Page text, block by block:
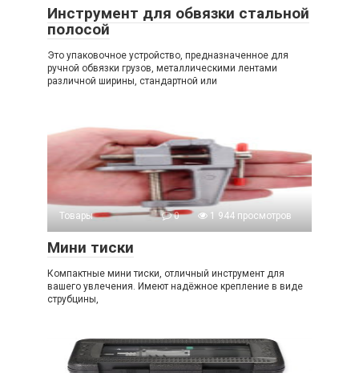
Инструмент для обвязки стальной
полосой
Это упаковочное устройство, предназначенное для
ручной обвязки грузов, металлическими лентами
различной ширины, стандартной или
Товары 0 1 944 просмотров
Мини тиски
Компактные мини тиски, отличный инструмент для
вашего увлечения. Имеют надёжное крепление в виде
струбцины,